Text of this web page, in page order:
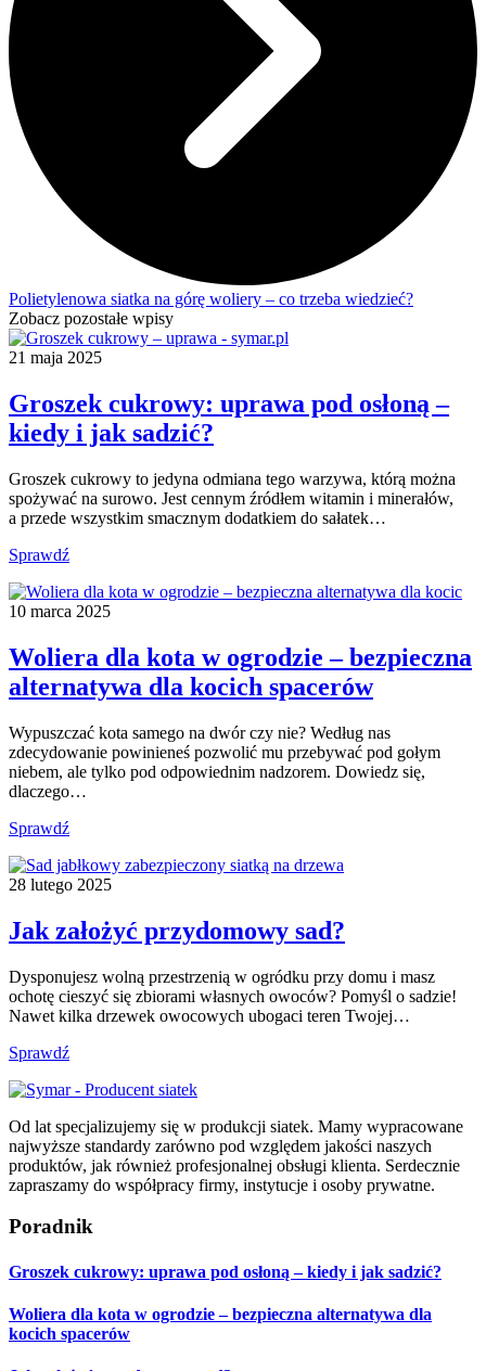
Polietylenowa siatka na górę woliery – co trzeba wiedzieć?
Zobacz pozostałe wpisy
21 maja 2025
Groszek cukrowy: uprawa pod osłoną –
kiedy i jak sadzić?
Groszek cukrowy to jedyna odmiana tego warzywa, którą można
spożywać na surowo. Jest cennym źródłem witamin i minerałów,
a przede wszystkim smacznym dodatkiem do sałatek…
Sprawdź
10 marca 2025
Woliera dla kota w ogrodzie – bezpieczna
alternatywa dla kocich spacerów
Wypuszczać kota samego na dwór czy nie? Według nas
zdecydowanie powinieneś pozwolić mu przebywać pod gołym
niebem, ale tylko pod odpowiednim nadzorem. Dowiedz się,
dlaczego…
Sprawdź
28 lutego 2025
Jak założyć przydomowy sad?
Dysponujesz wolną przestrzenią w ogródku przy domu i masz
ochotę cieszyć się zbiorami własnych owoców? Pomyśl o sadzie!
Nawet kilka drzewek owocowych ubogaci teren Twojej…
Sprawdź
Od lat specjalizujemy się w produkcji siatek. Mamy wypracowane
najwyższe standardy zarówno pod względem jakości naszych
produktów, jak również profesjonalnej obsługi klienta. Serdecznie
zapraszamy do współpracy firmy, instytucje i osoby prywatne.
Poradnik
Groszek cukrowy: uprawa pod osłoną – kiedy i jak sadzić?
Woliera dla kota w ogrodzie – bezpieczna alternatywa dla
kocich spacerów